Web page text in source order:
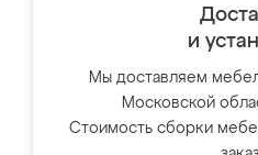
и
Мы доставляем
Московской
Стоимость сборки